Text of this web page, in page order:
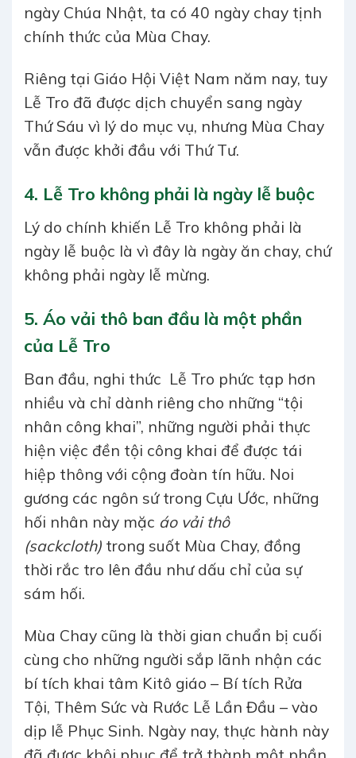
ngày Chúa Nhật, ta có 40 ngày chay tịnh
chính thức của Mùa Chay.
Riêng tại Giáo Hội Việt Nam năm nay, tuy
Lễ Tro đã được dịch chuyển sang ngày
Thứ Sáu vì lý do mục vụ, nhưng Mùa Chay
vẫn được khởi đầu với Thứ Tư.
4. Lễ Tro không phải là ngày lễ buộc
Lý do chính khiến Lễ Tro không phải là
ngày lễ buộc là vì đây là ngày ăn chay, chứ
không phải ngày lễ mừng.
5. Áo vải thô ban đầu là một phần
của Lễ Tro
Ban đầu, nghi thức Lễ Tro phức tạp hơn
nhiều và chỉ dành riêng cho những “tội
nhân công khai”, những người phải thực
hiện việc đền tội công khai để được tái
hiệp thông với cộng đoàn tín hữu. Noi
gương các ngôn sứ trong Cựu Ước, những
hối nhân này mặc áo vải thô
(sackcloth) trong suốt Mùa Chay, đồng
thời rắc tro lên đầu như dấu chỉ của sự
sám hối.
Mùa Chay cũng là thời gian chuẩn bị cuối
cùng cho những người sắp lãnh nhận các
bí tích khai tâm Kitô giáo – Bí tích Rửa
Tội, Thêm Sức và Rước Lễ Lần Đầu – vào
dịp lễ Phục Sinh. Ngày nay, thực hành này